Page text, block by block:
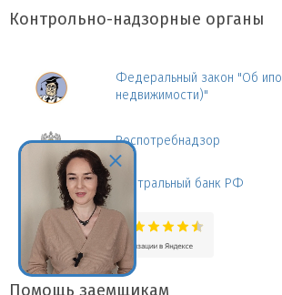
Контрольно-надзорные органы
Федеральный закон "Об
недвижимости)"
Роспотребнадзор
Центральный банк РФ
Помощь заемщикам